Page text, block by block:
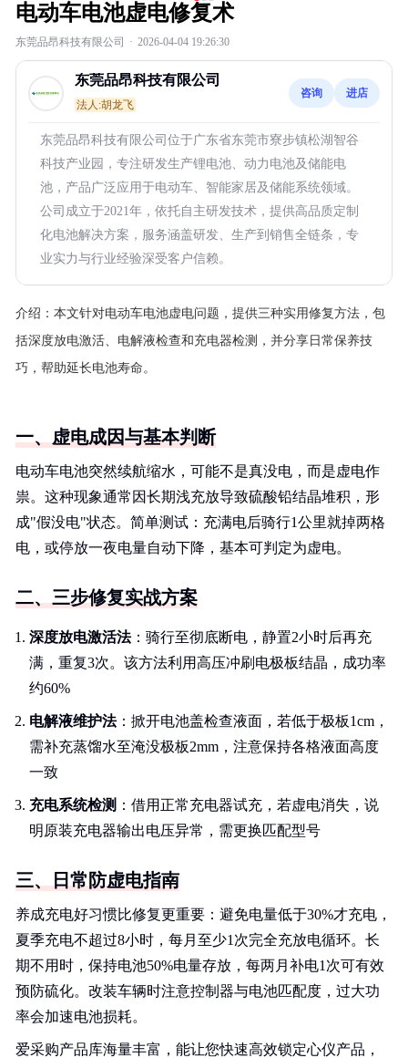
电动车电池虚电修复术
东莞品昂科技有限公司 · 2026-04-04 19:26:30
东莞品昂科技有限公司
法人:胡龙飞
咨询 进店
东莞品昂科技有限公司位于广东省东莞市寮步镇松湖智谷
科技产业园，专注研发生产锂电池、动力电池及储能电
池，产品广泛应用于电动车、智能家居及储能系统领域。
公司成立于2021年，依托自主研发技术，提供高品质定制
化电池解决方案，服务涵盖研发、生产到销售全链条，专
业实力与行业经验深受客户信赖。
介绍： 本文针对电动车电池虚电问题，提供三种实用修复方法，包
括深度放电激活、电解液检查和充电器检测，并分享日常保养技
巧，帮助延长电池寿命。
一、虚电成因与基本判断
电动车电池突然续航缩水，可能不是真没电，而是虚电作
祟。这种现象通常因长期浅充放导致硫酸铅结晶堆积，形
成"假没电"状态。简单测试：充满电后骑行1公里就掉两格
电，或停放一夜电量自动下降，基本可判定为虚电。
二、三步修复实战方案
深度放电激活法：骑行至彻底断电，静置2小时后再充
满，重复3次。该方法利用高压冲刷电极板结晶，成功率
约60%
电解液维护法：掀开电池盖检查液面，若低于极板1cm，
需补充蒸馏水至淹没极板2mm，注意保持各格液面高度
一致
充电系统检测 ：借用正常充电器试充，若虚电消失，说
明原装充电器输出电压异常，需更换匹配型号
三、日常防虚电指南
养成充电好习惯比修复更重要：避免电量低于30%才充电，
夏季充电不超过8小时，每月至少1次完全充放电循环。长
期不用时，保持电池50%电量存放，每两月补电1次可有效
预防硫化。改装车辆时注意控制器与电池匹配度，过大功
率会加速电池损耗。
爱采购产品库海量丰富，能让您快速高效锁定心仪产品，